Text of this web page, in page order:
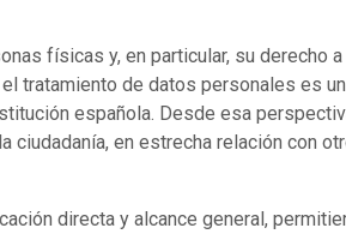
físicas y, en particular, su derecho
tratamiento de datos personales es
española. Desde esa
en estrecha relación con
directa y alcance general,